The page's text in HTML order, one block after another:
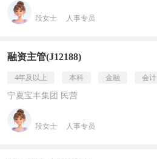
段女士 人事专员
融资主管(J12188)
4年及以上 本科 金融 会计
宁夏宝丰集团 民营
段女士 人事专员